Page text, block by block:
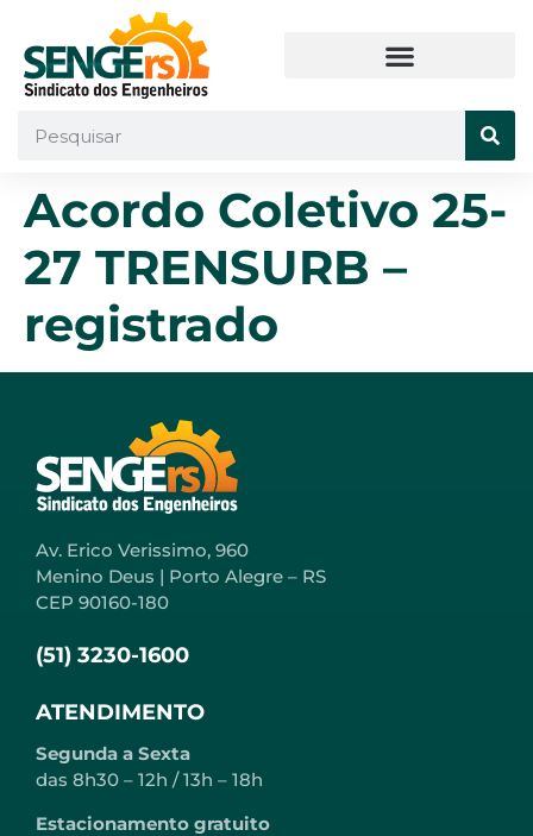
Acordo Coletivo 25-
27 TRENSURB –
registrado
Av. Erico Verissimo, 960
Menino Deus | Porto Alegre – RS
CEP 90160-180
(51) 3230-1600
ATENDIMENTO
Segunda a Sexta
das 8h30 – 12h / 13h – 18h
Estacionamento gratuito